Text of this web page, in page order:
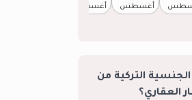
أغسطس
أغسطس
التركية من
العقاري؟